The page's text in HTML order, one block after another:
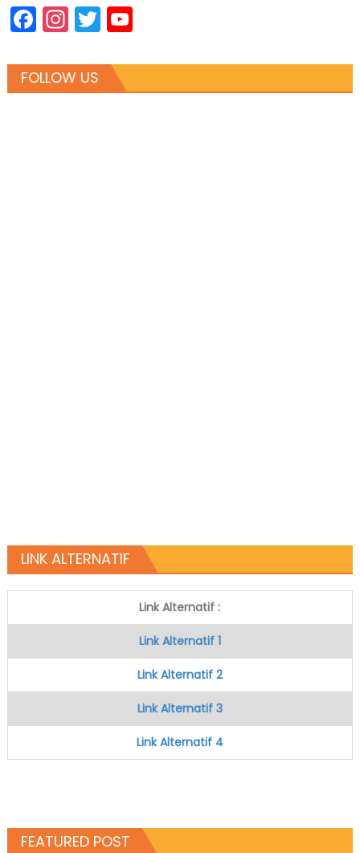
Facebook
Instagram
TwitterYouTube
FOLLOW US
LINK ALTERNATIF
Link Alternatif :
Link Alternatif 1
Link Alternatif 2
Link Alternatif 3
Link Alternatif 4
FEATURED POST